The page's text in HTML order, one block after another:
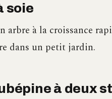
soie
arbre à la croissance
dans un petit jardin.
à deux